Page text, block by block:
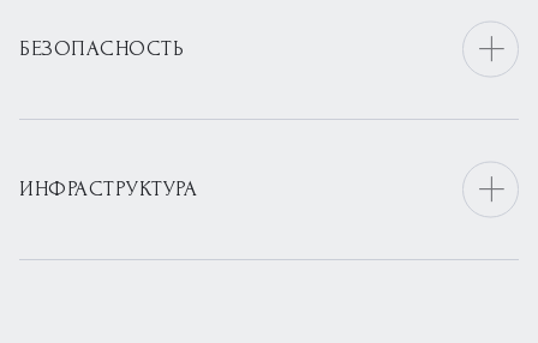
БЕЗОПАСНОСТЬ
ИНФРАСТРУКТУРА